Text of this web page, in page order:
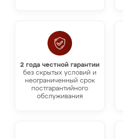
2 года честной гарантии
без скрытых условий и
неограниченный срок
постгарантийного
обслуживания